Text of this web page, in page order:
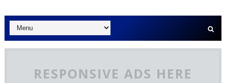
RESPONSIVE ADS HERE